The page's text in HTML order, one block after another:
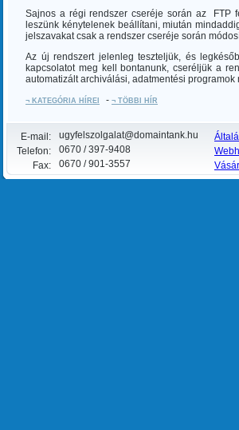
Sajnos a régi rendszer cseréje során azFTP
leszünk kénytelenek beállítani,miután
jelszavakat csak a rendszer cseréje során
Az új rendszert jelenleg teszteljük, és
kapcsolatotmeg kell bontanunk,cseréljük a
automatizált archiválási, adatmentési programok
¬ KATEGÓRIA HÍREI - ¬ TÖBBI HÍR
E-mail:
ugyfelszolgalat@domaintank.hu
Telefon:
0670 / 397-9408
Fax:
0670 / 901-3557